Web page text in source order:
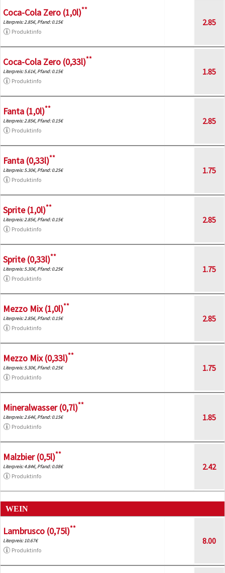
Coca-Cola Zero (1,0l)**
Literpreis: 2.85€, Pfand: 0.15€
Produktinfo
2.85
Coca-Cola Zero (0,33l)**
Literpreis: 5.61€, Pfand: 0.15€
Produktinfo
1.85
Fanta (1,0l)**
Literpreis: 2.85€, Pfand: 0.15€
Produktinfo
2.85
Fanta (0,33l)**
Literpreis: 5.30€, Pfand: 0.25€
Produktinfo
1.75
Sprite (1,0l)**
Literpreis: 2.85€, Pfand: 0.15€
Produktinfo
2.85
Sprite (0,33l)**
Literpreis: 5.30€, Pfand: 0.25€
Produktinfo
1.75
Mezzo Mix (1,0l)**
Literpreis: 2.85€, Pfand: 0.15€
Produktinfo
2.85
Mezzo Mix (0,33l)**
Literpreis: 5.30€, Pfand: 0.25€
Produktinfo
1.75
Mineralwasser (0,7l)**
Literpreis: 2.64€, Pfand: 0.15€
Produktinfo
1.85
Malzbier (0,5l)**
Literpreis: 4.84€, Pfand: 0.08€
Produktinfo
2.42
WEIN
Lambrusco (0,75l)**
Literpreis: 10.67€
Produktinfo
8.00